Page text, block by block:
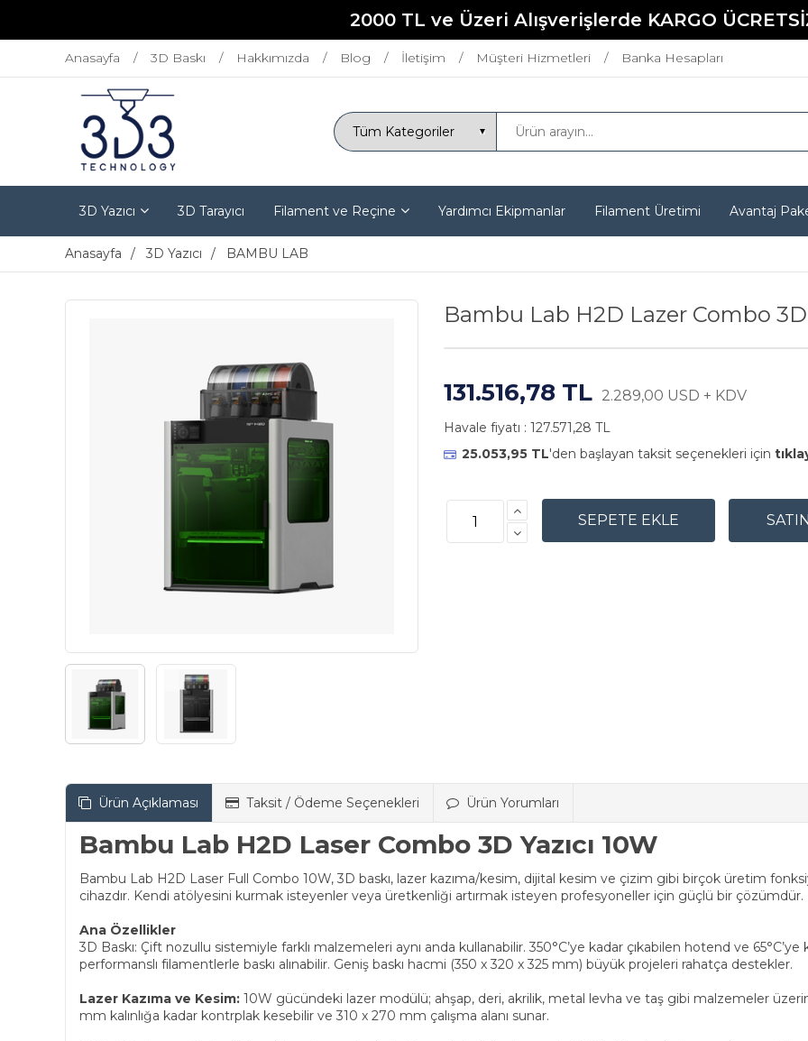
2000 TL ve Üzeri Alışverişlerde KARGO
Anasayfa 3D Baskı Hakkımızda Blog İletişim Müşteri Hizmetleri Banka Hesapları
3D Yazıcı 3D Tarayıcı Filament ve Reçine Yardımcı Ekipmanlar Filament Üretimi Avantaj
Anasayfa 3D Yazıcı BAMBU LAB
Bambu Lab H2D Lazer Combo 3D
131.516,78 TL 2.289,00 USD + KDV
Havale fiyatı : 127.571,28 TL
25.053,95 TL'den başlayan taksit seçenekleri için
Ürün Açıklaması Taksit / Ödeme Seçenekleri Ürün Yorumları
Bambu Lab H2D Laser Combo 3D Yazıcı 10W
Bambu Lab H2D Laser Full Combo 10W, 3D baskı, lazer kazıma/kesim, dijital kesim ve çizim gibi birçok üretim
cihazdır. Kendi atölyesini kurmak isteyenler veya üretkenliği artırmak isteyen profesyoneller için güçlü bir çözümdür.
Ana Özellikler
3D Baskı: Çift nozullu sistemiyle farklı malzemeleri aynı anda kullanabilir. 350°C’ye kadar çıkabilen hotend ve 65°C’ye
performanslı filamentlerle baskı alınabilir. Geniş baskı hacmi (350 x 320 x 325 mm) büyük projeleri rahatça destekler.
Lazer Kazıma ve Kesim: 10W gücündeki lazer modülü; ahşap, deri, akrilik, metal levha ve taş gibi malzemeler
mm kalınlığa kadar kontrplak kesebilir ve 310 x 270 mm çalışma alanı sunar.